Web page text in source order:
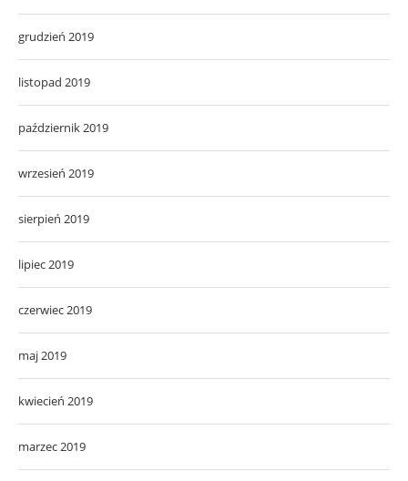
grudzień 2019
listopad 2019
październik 2019
wrzesień 2019
sierpień 2019
lipiec 2019
czerwiec 2019
maj 2019
kwiecień 2019
marzec 2019